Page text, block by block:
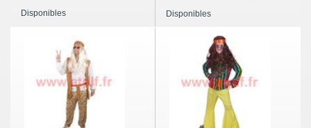
Disponibles Disponibles